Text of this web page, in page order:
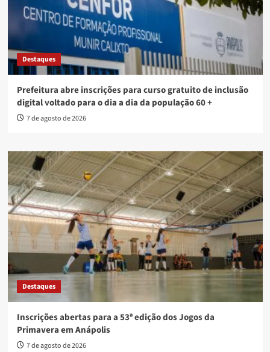
Destaques
Prefeitura abre inscrições para curso gratuito de inclusão
digital voltado para o dia a dia da população 60 +
7 de agosto de 2026
Destaques
Inscrições abertas para a 53ª edição dos Jogos da
Primavera em Anápolis
7 de agosto de 2026